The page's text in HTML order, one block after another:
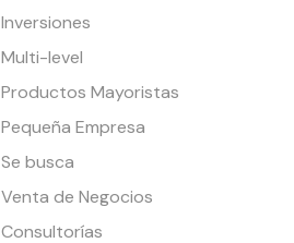
Inversiones
Multi-level
Productos Mayoristas
Pequeña Empresa
Se busca
Venta de Negocios
Consultorías